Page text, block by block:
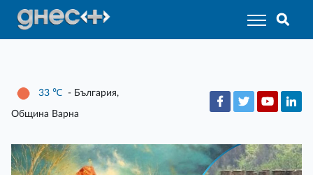
33 ℃ - България,
Община Варна